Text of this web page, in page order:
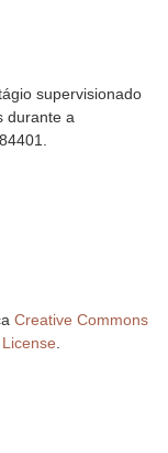
supervisionado
durante a
Creative Commons
.